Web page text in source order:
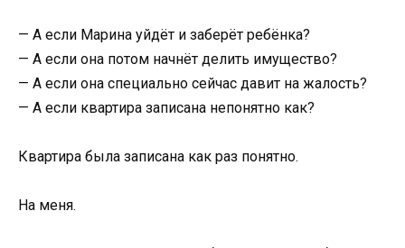
— А если Марина уйдёт и заберёт ребёнка?
— А если она потом начнёт делить имущество?
— А если она специально сейчас давит на жалость?
— А если квартира записана непонятно как?
Квартира была записана как раз понятно.
На меня.